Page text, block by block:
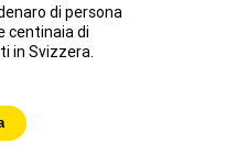
di persona
centinaia di
in Svizzera.